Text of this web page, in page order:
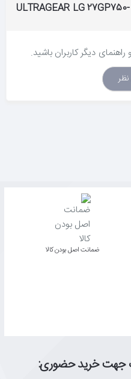
نظرات برای مانیتور گیمینگ ال جی ULTRAGEAR LG 27GP750-
دیگر کاربران باشید.
نظر
ﺿﻤﺎﻧﺖ اﺻﻞ ﺑﻮدن ﮐﺎﻟﺎ
جهت خرید حضوری: